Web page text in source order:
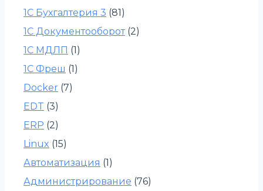
1С Бухгалтерия 3 (81)
1С Документооборот(2)
1С МДЛП (1)
1С Фреш (1)
Docker (7)
EDT (3)
ERP (2)
Linux (15)
Автоматизация (1)
Администрирование (76)